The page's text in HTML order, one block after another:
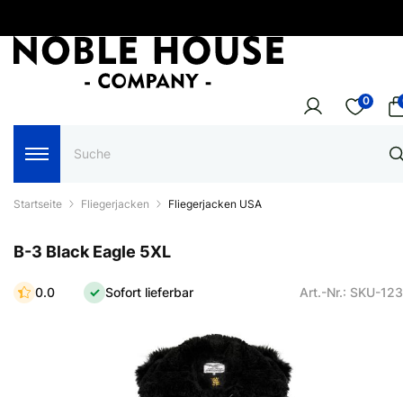
0
Startseite Fliegerjacken Fliegerjacken USA
B-3 Black Eagle 5XL
0.0 Sofort lieferbar Art.-Nr.: SKU-